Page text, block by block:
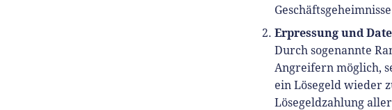
Erpressung und
Durch sogenannte
Angreifern möglich,
ein Lösegeld wieder
Lösegeldzahlung